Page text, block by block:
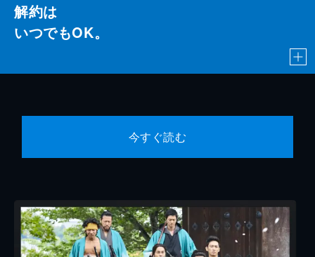
解約は
いつでもOK。
今すぐ読む